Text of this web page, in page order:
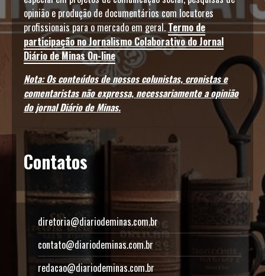
opinião e produção de documentários com locutores
profissionais para o mercado em geral.Termo de
participação no Jornalismo Colaborativo do Jornal
Diário de Minas On-line
Nota: Os conteúdos de nossos colunistas, cronistas e
comentaristas não expressa, necessariamente a opinião
do jornal Diário de Minas.
Contatos
diretoria@diariodeminas.com.br
contato@diariodeminas.com.br
redacao@diariodeminas.com.br